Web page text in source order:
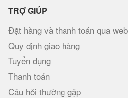
TRỢ GIÚP
Đặt hàng và thanh toán qua web
Quy định giao hàng
Tuyển dụng
Thanh toán
Câu hỏi thường gặp